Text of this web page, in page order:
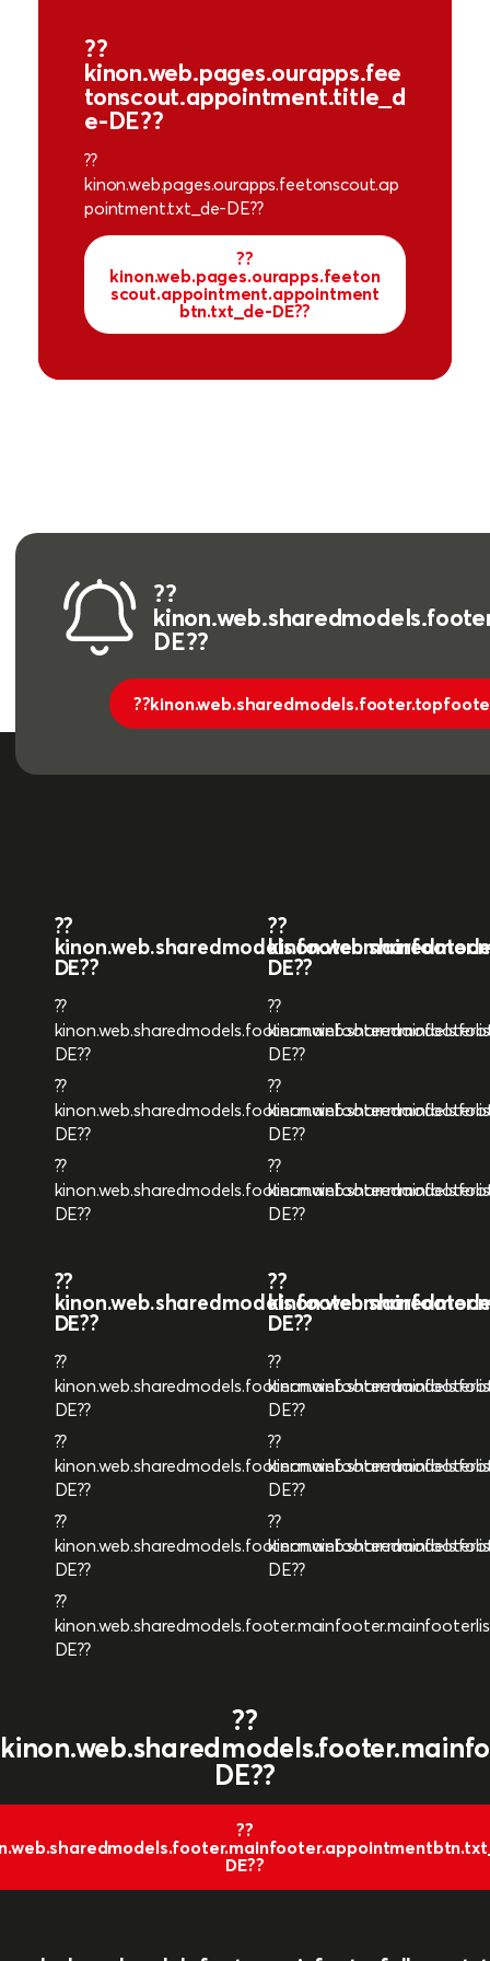
??
kinon.web.pages.ourapps.fee
tonscout.appointment.title_d
e-DE??
??
kinon.web.pages.ourapps.feetonscout.ap
pointment.txt_de-DE??
??
kinon.web.pages.ourapps.feeton
scout.appointment.appointment
btn.txt_de-DE??
??
DE??
??
DE??
??
DE??
??
DE??
??
DE??
??
DE??
??
DE??
??
DE??
??
DE??
??
DE??
??
DE??
??
DE??
??
DE??
??
DE??
??
DE??
??
DE??
??
DE??
??
DE??
??
DE??
??
DE??